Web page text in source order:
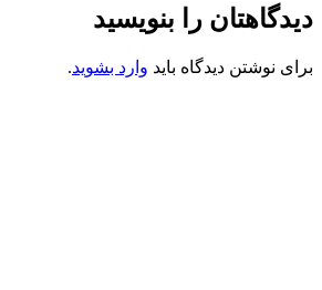
دیدگاهتان را بنویسید
برای نوشتن دیدگاه باید وارد بشوید.